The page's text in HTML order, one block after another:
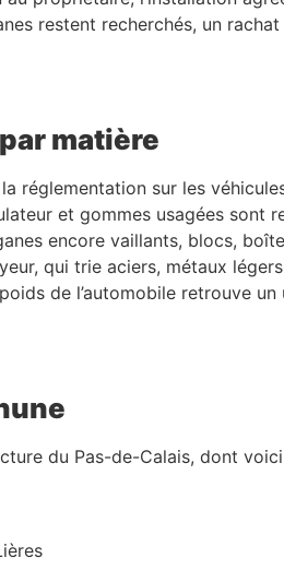
restent recherchés, un
matière
sur les
et gommes usagées sont
encore vaillants, blocs,
qui trie aciers, métaux
de l’automobile retrouve
du Pas-de-Calais, dont